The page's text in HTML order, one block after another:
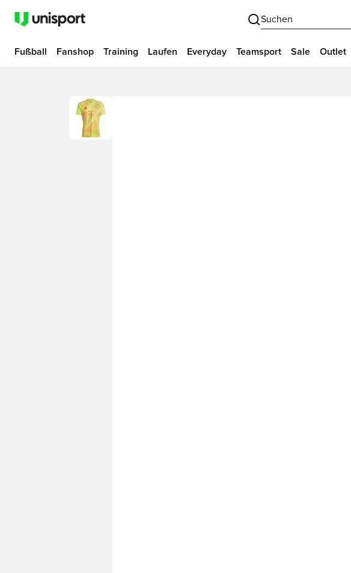
Suchen
Fußball Fanshop Training Laufen Everyday Teamsport Sale Outlet